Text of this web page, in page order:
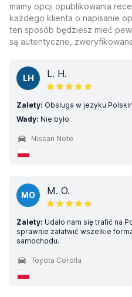
mamy opcji opublikowania
każdego klienta o napisanie
ten sposób będziesz mieć
są autentyczne,
LH L. H.
Zalety: Obsluga w jezyku
Wady: Nie było
Nissan Note
MO M. O.
Zalety: Udało nam się trafić na
sprawnie załatwić wszelkie
samochodu.
Toyota Corolla